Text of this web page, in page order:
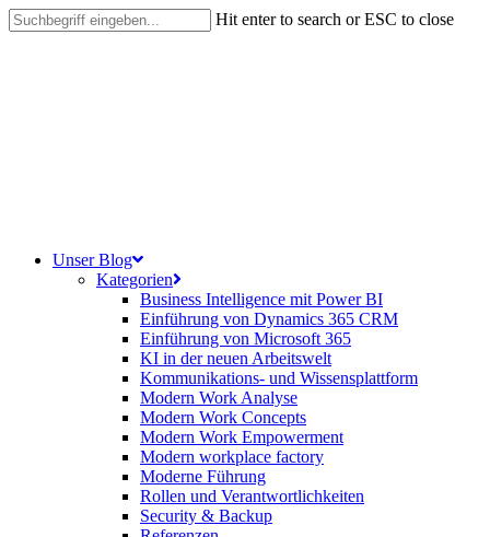
Skip
to
Hit enter to search or ESC to close
search
Menu
Unser Blog
Kategorien
Business Intelligence mit Power BI
Einführung von Dynamics 365 CRM
Einführung von Microsoft 365
KI in der neuen Arbeitswelt
Kommunikations- und Wissensplattform
Modern Work Analyse
Modern Work Concepts
Modern Work Empowerment
Modern workplace factory
Moderne Führung
Rollen und Verantwortlichkeiten
Security & Backup